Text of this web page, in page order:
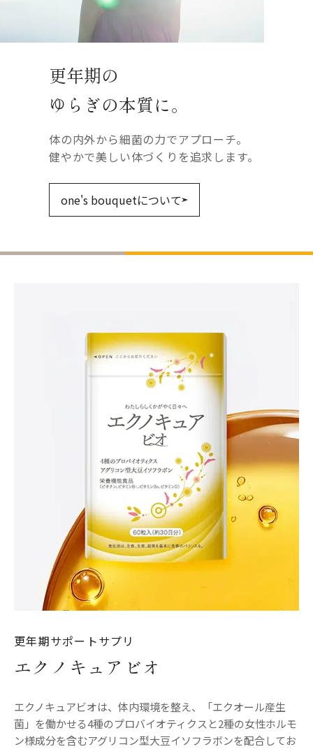
更年期の
ゆらぎの本質に。
体の内外から細菌の力でアプローチ。
健やかで美しい体づくりを追求します。
one's bouquetについて
更年期サポートサプリ
エクノキュアビオ
エクノキュアビオは、体内環境を整え、「エクオール産生
菌」を働かせる4種のプロバイオティクスと2種の女性ホルモ
ン様成分を含むアグリコン型大豆イソフラボンを配合してお